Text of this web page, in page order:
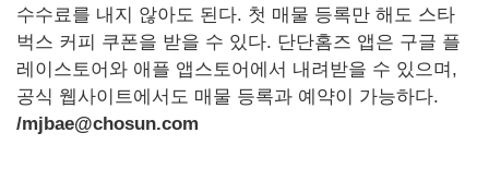
수수료를 내지 않아도 된다. 첫 매물 등록만 해도 스타
벅스 커피 쿠폰을 받을 수 있다. 단단홈즈 앱은 구글 플
레이스토어와 애플 앱스토어에서 내려받을 수 있으며,
공식 웹사이트에서도 매물 등록과 예약이 가능하다.
/mjbae@chosun.com